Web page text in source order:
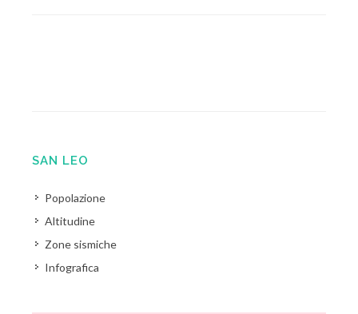
SAN LEO
Popolazione
Altitudine
Zone sismiche
Infografica